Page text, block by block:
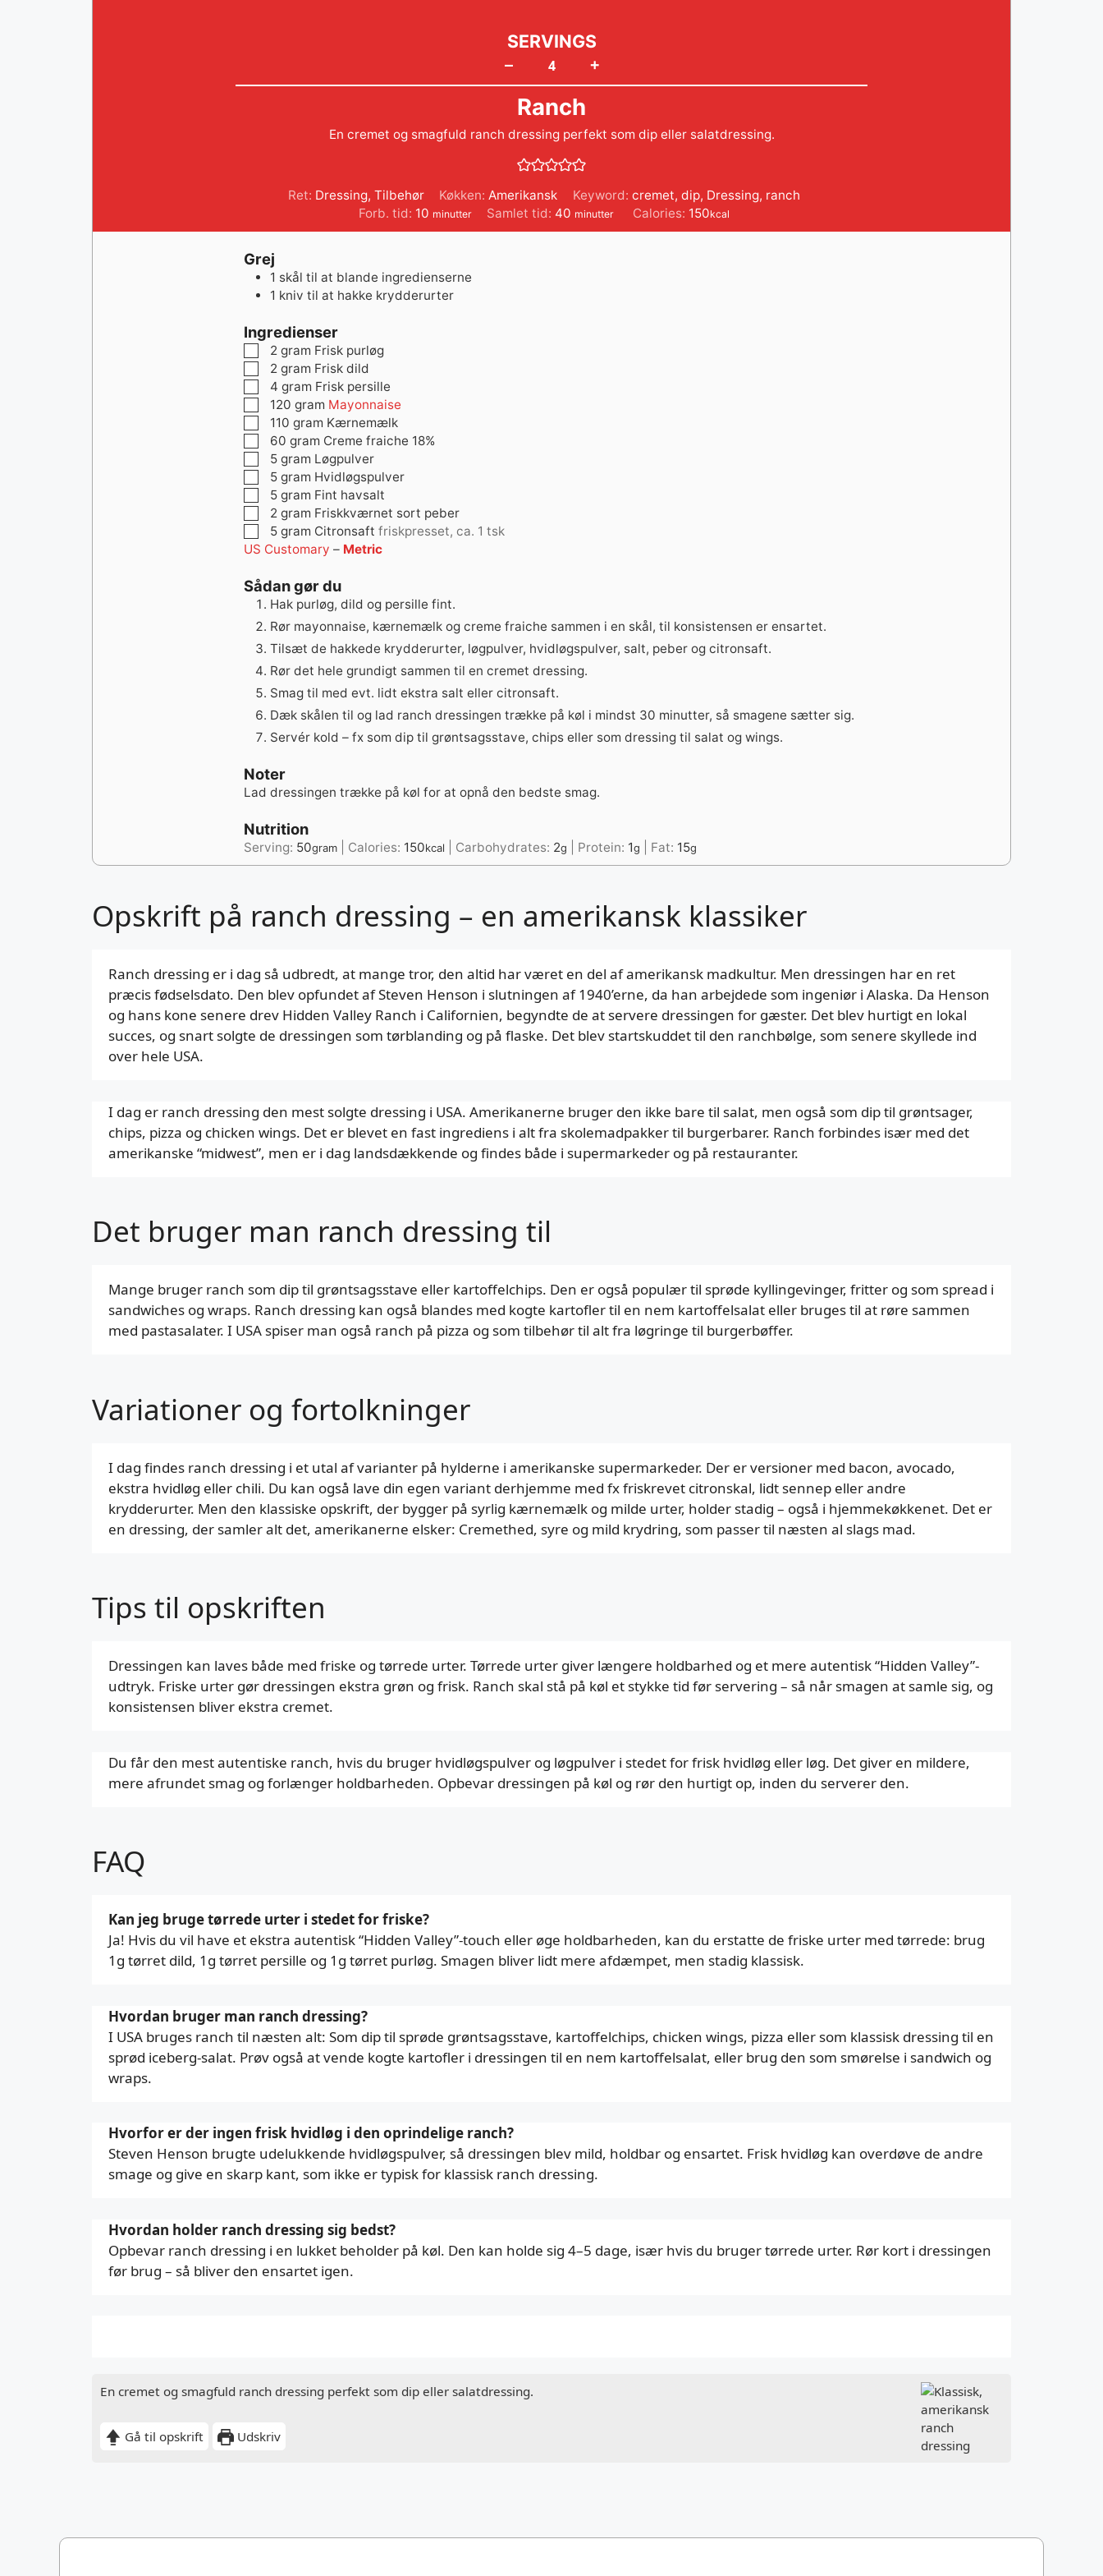
En cremet og smagfuld ranch dressing perfekt som dip eller salatdressing.
Gå til opskrift Udskriv
Opskrift på ranch dressing – en amerikansk klassiker
Ranch dressing er i dag så udbredt, at mange tror, den altid har været en del af amerikansk madkultur. Men dressingen har en ret
præcis fødselsdato. Den blev opfundet af Steven Henson i slutningen af 1940’erne, da han arbejdede som ingeniør i Alaska. Da Henson
og hans kone senere drev Hidden Valley Ranch i Californien, begyndte de at servere dressingen for gæster. Det blev hurtigt en lokal
succes, og snart solgte de dressingen som tørblanding og på flaske. Det blev startskuddet til den ranchbølge, som senere skyllede ind
over hele USA.
I dag er ranch dressing den mest solgte dressing i USA. Amerikanerne bruger den ikke bare til salat, men også som dip til grøntsager,
chips, pizza og chicken wings. Det er blevet en fast ingrediens i alt fra skolemadpakker til burgerbarer. Ranch forbindes især med det
amerikanske “midwest”, men er i dag landsdækkende og findes både i supermarkeder og på restauranter.
Det bruger man ranch dressing til
Mange bruger ranch som dip til grøntsagsstave eller kartoffelchips. Den er også populær til sprøde kyllingevinger, fritter og som spread i
sandwiches og wraps. Ranch dressing kan også blandes med kogte kartofler til en nem kartoffelsalat eller bruges til at røre sammen
med pastasalater. I USA spiser man også ranch på pizza og som tilbehør til alt fra løgringe til burgerbøffer.
Variationer og fortolkninger
I dag findes ranch dressing i et utal af varianter på hylderne i amerikanske supermarkeder. Der er versioner med bacon, avocado,
ekstra hvidløg eller chili. Du kan også lave din egen variant derhjemme med fx friskrevet citronskal, lidt sennep eller andre
krydderurter. Men den klassiske opskrift, der bygger på syrlig kærnemælk og milde urter, holder stadig – også i hjemmekøkkenet. Det er
en dressing, der samler alt det, amerikanerne elsker: Cremethed, syre og mild krydring, som passer til næsten al slags mad.
Tips til opskriften
Dressingen kan laves både med friske og tørrede urter. Tørrede urter giver længere holdbarhed og et mere autentisk “Hidden Valley”-
udtryk. Friske urter gør dressingen ekstra grøn og frisk. Ranch skal stå på køl et stykke tid før servering – så når smagen at samle sig, og
konsistensen bliver ekstra cremet.
Du får den mest autentiske ranch, hvis du bruger hvidløgspulver og løgpulver i stedet for frisk hvidløg eller løg. Det giver en mildere,
mere afrundet smag og forlænger holdbarheden. Opbevar dressingen på køl og rør den hurtigt op, inden du serverer den.
FAQ
Kan jeg bruge tørrede urter i stedet for friske?
Ja! Hvis du vil have et ekstra autentisk “Hidden Valley”-touch eller øge holdbarheden, kan du erstatte de friske urter med tørrede: brug
1g tørret dild, 1g tørret persille og 1g tørret purløg. Smagen bliver lidt mere afdæmpet, men stadig klassisk.
Hvordan bruger man ranch dressing?
I USA bruges ranch til næsten alt: Som dip til sprøde grøntsagsstave, kartoffelchips, chicken wings, pizza eller som klassisk dressing til en
sprød iceberg-salat. Prøv også at vende kogte kartofler i dressingen til en nem kartoffelsalat, eller brug den som smørelse i sandwich og
wraps.
Hvorfor er der ingen frisk hvidløg i den oprindelige ranch?
Steven Henson brugte udelukkende hvidløgspulver, så dressingen blev mild, holdbar og ensartet. Frisk hvidløg kan overdøve de andre
smage og give en skarp kant, som ikke er typisk for klassisk ranch dressing.
Hvordan holder ranch dressing sig bedst?
Opbevar ranch dressing i en lukket beholder på køl. Den kan holde sig 4–5 dage, især hvis du bruger tørrede urter. Rør kort i dressingen
før brug – så bliver den ensartet igen.
– +
SERVINGS
Ranch
En cremet og smagfuld ranch dressing perfekt som dip eller salatdressing.
Ret: Dressing, Tilbehør Køkken:Amerikansk Keyword: cremet, dip, Dressing, ranch
Forb. tid: 10minutter
minutter Samlet tid: 40 minutter
minutter Calories: 150kcal
Grej
1 skål til at blande ingredienserne
1 kniv til at hakke krydderurter
Ingredienser
▢
2 gram Frisk purløg
▢
2 gram Frisk dild
▢
4 gram Frisk persille
▢120 gram Mayonnaise
▢110 gram Kærnemælk
▢
60 gram Creme fraiche 18%
▢
5 gram Løgpulver
▢
5 gram Hvidløgspulver
▢
5 gram Fint havsalt
▢
2 gram Friskkværnet sort peber
▢
5 gram Citronsaft friskpresset, ca. 1 tsk
US Customary – Metric
Sådan gør du
Hak purløg, dild og persille fint.
Rør mayonnaise, kærnemælk og creme fraiche sammen i en skål, til konsistensen er ensartet.
Tilsæt de hakkede krydderurter, løgpulver, hvidløgspulver, salt, peber og citronsaft.
Rør det hele grundigt sammen til en cremet dressing.
Smag til med evt. lidt ekstra salt eller citronsaft.
Dæk skålen til og lad ranch dressingen trække på køl i mindst 30 minutter, så smagene sætter sig.
Servér kold – fx som dip til grøntsagsstave, chips eller som dressing til salat og wings.
Noter
Lad dressingen trække på køl for at opnå den bedste smag.
Nutrition
Serving: 50gram Calories: 150kcal Carbohydrates: 2g Protein: 1g Fat: 15g